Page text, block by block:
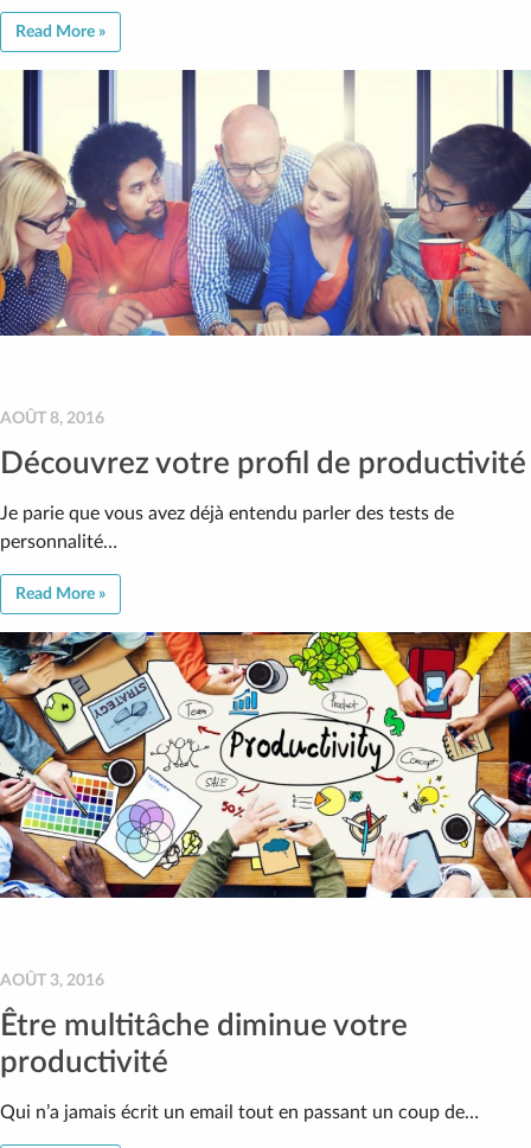
Read More »
AOÛT 8, 2016
Découvrez votre profil de productivité
Je parie que vous avez déjà entendu parler des tests de
personnalité…
Read More »
AOÛT 3, 2016
Être multitâche diminue votre
productivité
Qui n’a jamais écrit un email tout en passant un coup de…